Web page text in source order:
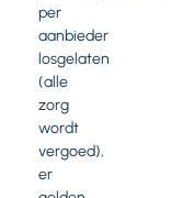
per
aanbieder
losgelaten
(alle
zorg
wordt
vergoed),
er